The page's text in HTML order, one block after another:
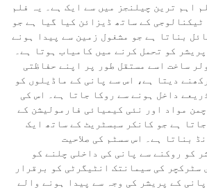
اہم ترین چیلنجز میں سے ایک ہے۔ یہ فلم
کے ساتھ ڈیزائن کیا گیا ہے جو
بناتا ہے جو مشغول زمین سے پیدا ہونے
کو تحمل کرنے میں کامیاب ہوتا ہے۔
ساخت اسے مستقل طور پر اپنے حفاظتی
دیتا ہے، اس سے پانی کے ماڈیلوں کو
داخل ہونے سے روکا جاتا ہے۔ اس کی
مواد اور نئی کیمیائی فارمولیشن کے
ہے جو کانکر سبسٹریٹ کے ساتھ ایک
بناتا ہے۔ اس سسٹم کی صلاحیت
کو روکنے سے پانی کی داخلی چلنے کو
سٹرکچر کی سیمانتک انٹیگرٹی کو برقرار
کے پریشر کی وجہ سے پیدا ہونے والے